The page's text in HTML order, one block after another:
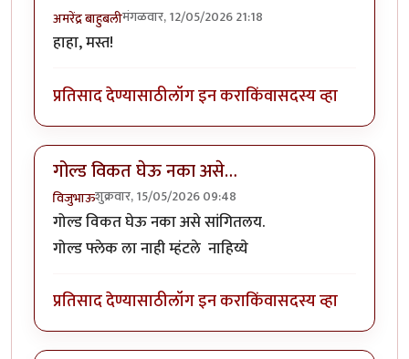
अमरेंद्र बाहुबलीमंगळवार, 12/05/2026 21:18
हाहा, मस्त!
प्रतिसाद देण्यासाठीलॉग इन कराकिंवासदस्य व्हा
गोल्ड विकत घेऊ नका असे…
विजुभाऊशुक्रवार, 15/05/2026 09:48
गोल्ड विकत घेऊ नका असे सांगितलय.
गोल्ड फ्लेक ला नाही म्हंटले नाहिय्ये
प्रतिसाद देण्यासाठीलॉग इन कराकिंवासदस्य व्हा